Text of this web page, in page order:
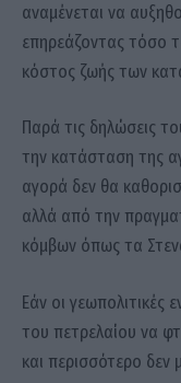
αναμένεται να
επηρεάζοντας τόσο
κόστος ζωής των
Παρά τις δηλώσεις
την κατάσταση της
αγορά δεν θα
αλλά από την
κόμβων όπως τα
Εάν οι γεωπολιτικές
του πετρελαίου να
και περισσότερο δεν